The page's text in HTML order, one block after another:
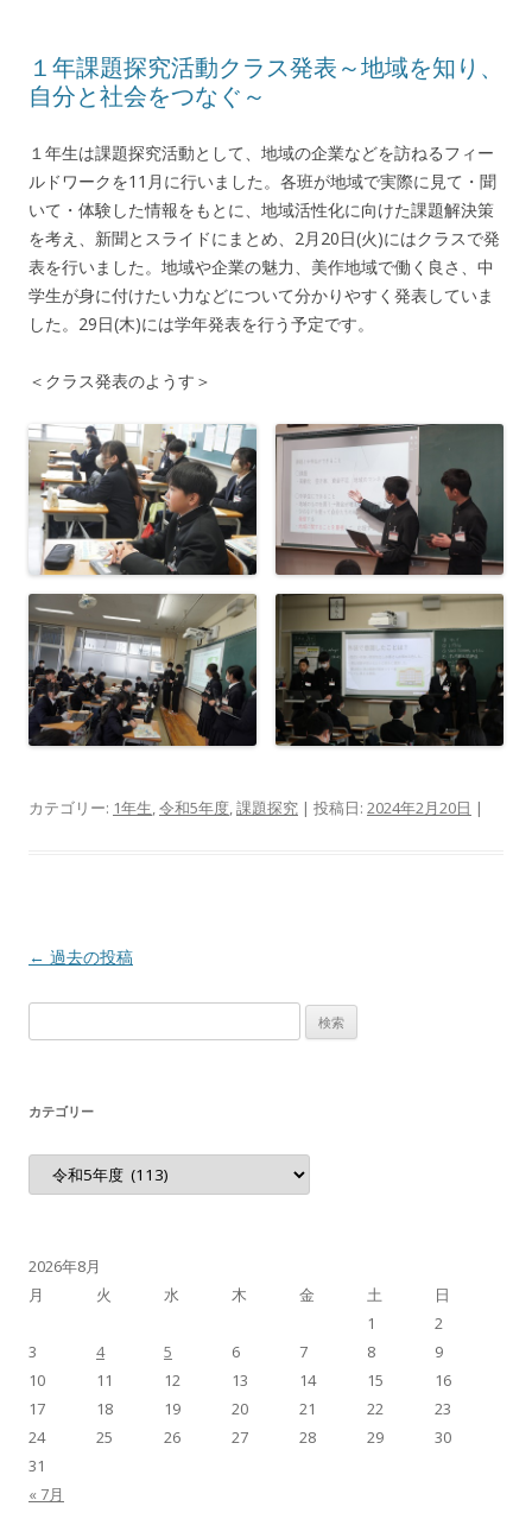
１年課題探究活動クラス発表～地域を知り、
自分と社会をつなぐ～
１年生は課題探究活動として、地域の企業などを訪ねるフィー
ルドワークを11月に行いました。各班が地域で実際に見て・聞
いて・体験した情報をもとに、地域活性化に向けた課題解決策
を考え、新聞とスライドにまとめ、2月20日(火)にはクラスで発
表を行いました。地域や企業の魅力、美作地域で働く良さ、中
学生が身に付けたい力などについて分かりやすく発表していま
した。29日(木)には学年発表を行う予定です。
＜クラス発表のようす＞
カテゴリー: 1年生,令和5年度,課題探究 | 投稿日: 2024年2月20日 |
投稿ナビゲーション
← 過去の投稿
カテゴリー
カテゴリー
2026年8月
月
火 水 木 金 土 日
« 7月
1
2
3
4 5 6 7 8
9
10
11 12 13 14 15
16
17
18 19 20 21 22
23
24
25 26 27 28 29
30
31